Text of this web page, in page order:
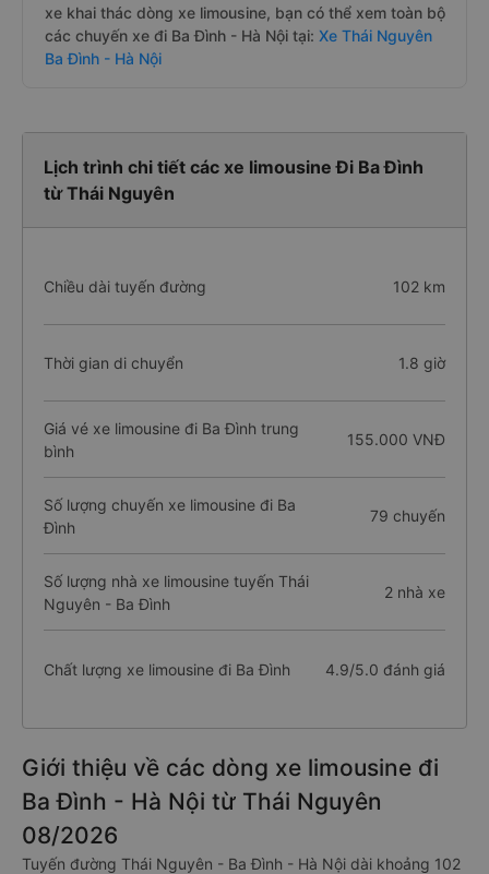
xe khai thác dòng xe limousine, bạn có thể xem toàn bộ
các chuyến xe đi Ba Đình - Hà Nội tại: Xe Thái Nguyên
Ba Đình - Hà Nội
Lịch trình chi tiết các xe limousine Đi Ba Đình
từ Thái Nguyên
Chiều dài tuyến đường 102 km
Thời gian di chuyển 1.8 giờ
Giá vé xe limousine đi Ba Đình trung
bình
155.000 VNĐ
Số lượng chuyến xe limousine đi Ba
Đình
79 chuyến
Số lượng nhà xe limousine tuyến Thái
Nguyên - Ba Đình
2 nhà xe
Chất lượng xe limousine đi Ba Đình 4.9/5.0 đánh giá
Giới thiệu về các dòng xe limousine đi
Ba Đình - Hà Nội từ Thái Nguyên
08/2026
Tuyến đường Thái Nguyên - Ba Đình - Hà Nội dài khoảng 102